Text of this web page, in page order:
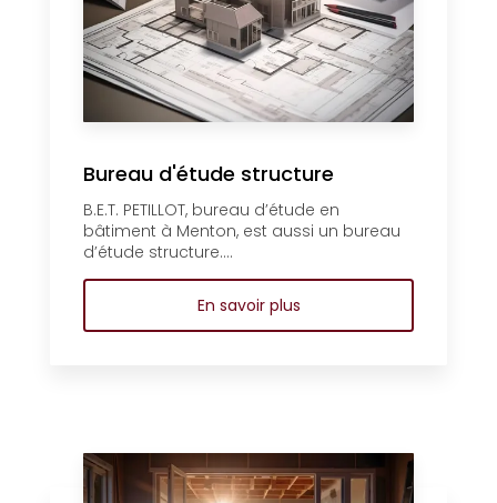
Bureau d'étude structure
B.E.T. PETILLOT, bureau d’étude en
bâtiment à Menton, est aussi un bureau
d’étude structure....
En savoir plus